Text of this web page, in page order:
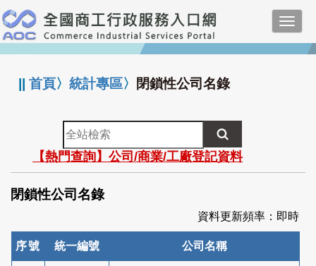
跳
到
主
要
:::
||首頁〉統計專區〉 閉鎖性公司名錄
全
站
檢
索
【熱門查詢】公司/商業/工廠登記資料
閉鎖性公司名錄
資料更新頻率：即時
序號 統一編號 公司名稱